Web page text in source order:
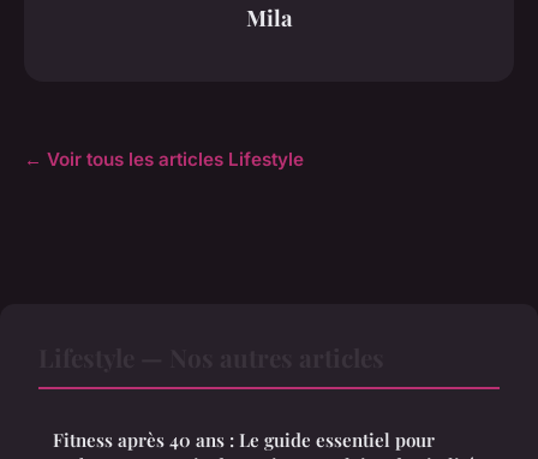
Mila
← Voir tous les articles Lifestyle
Fitness après 40 ans : Le guide essentiel pour